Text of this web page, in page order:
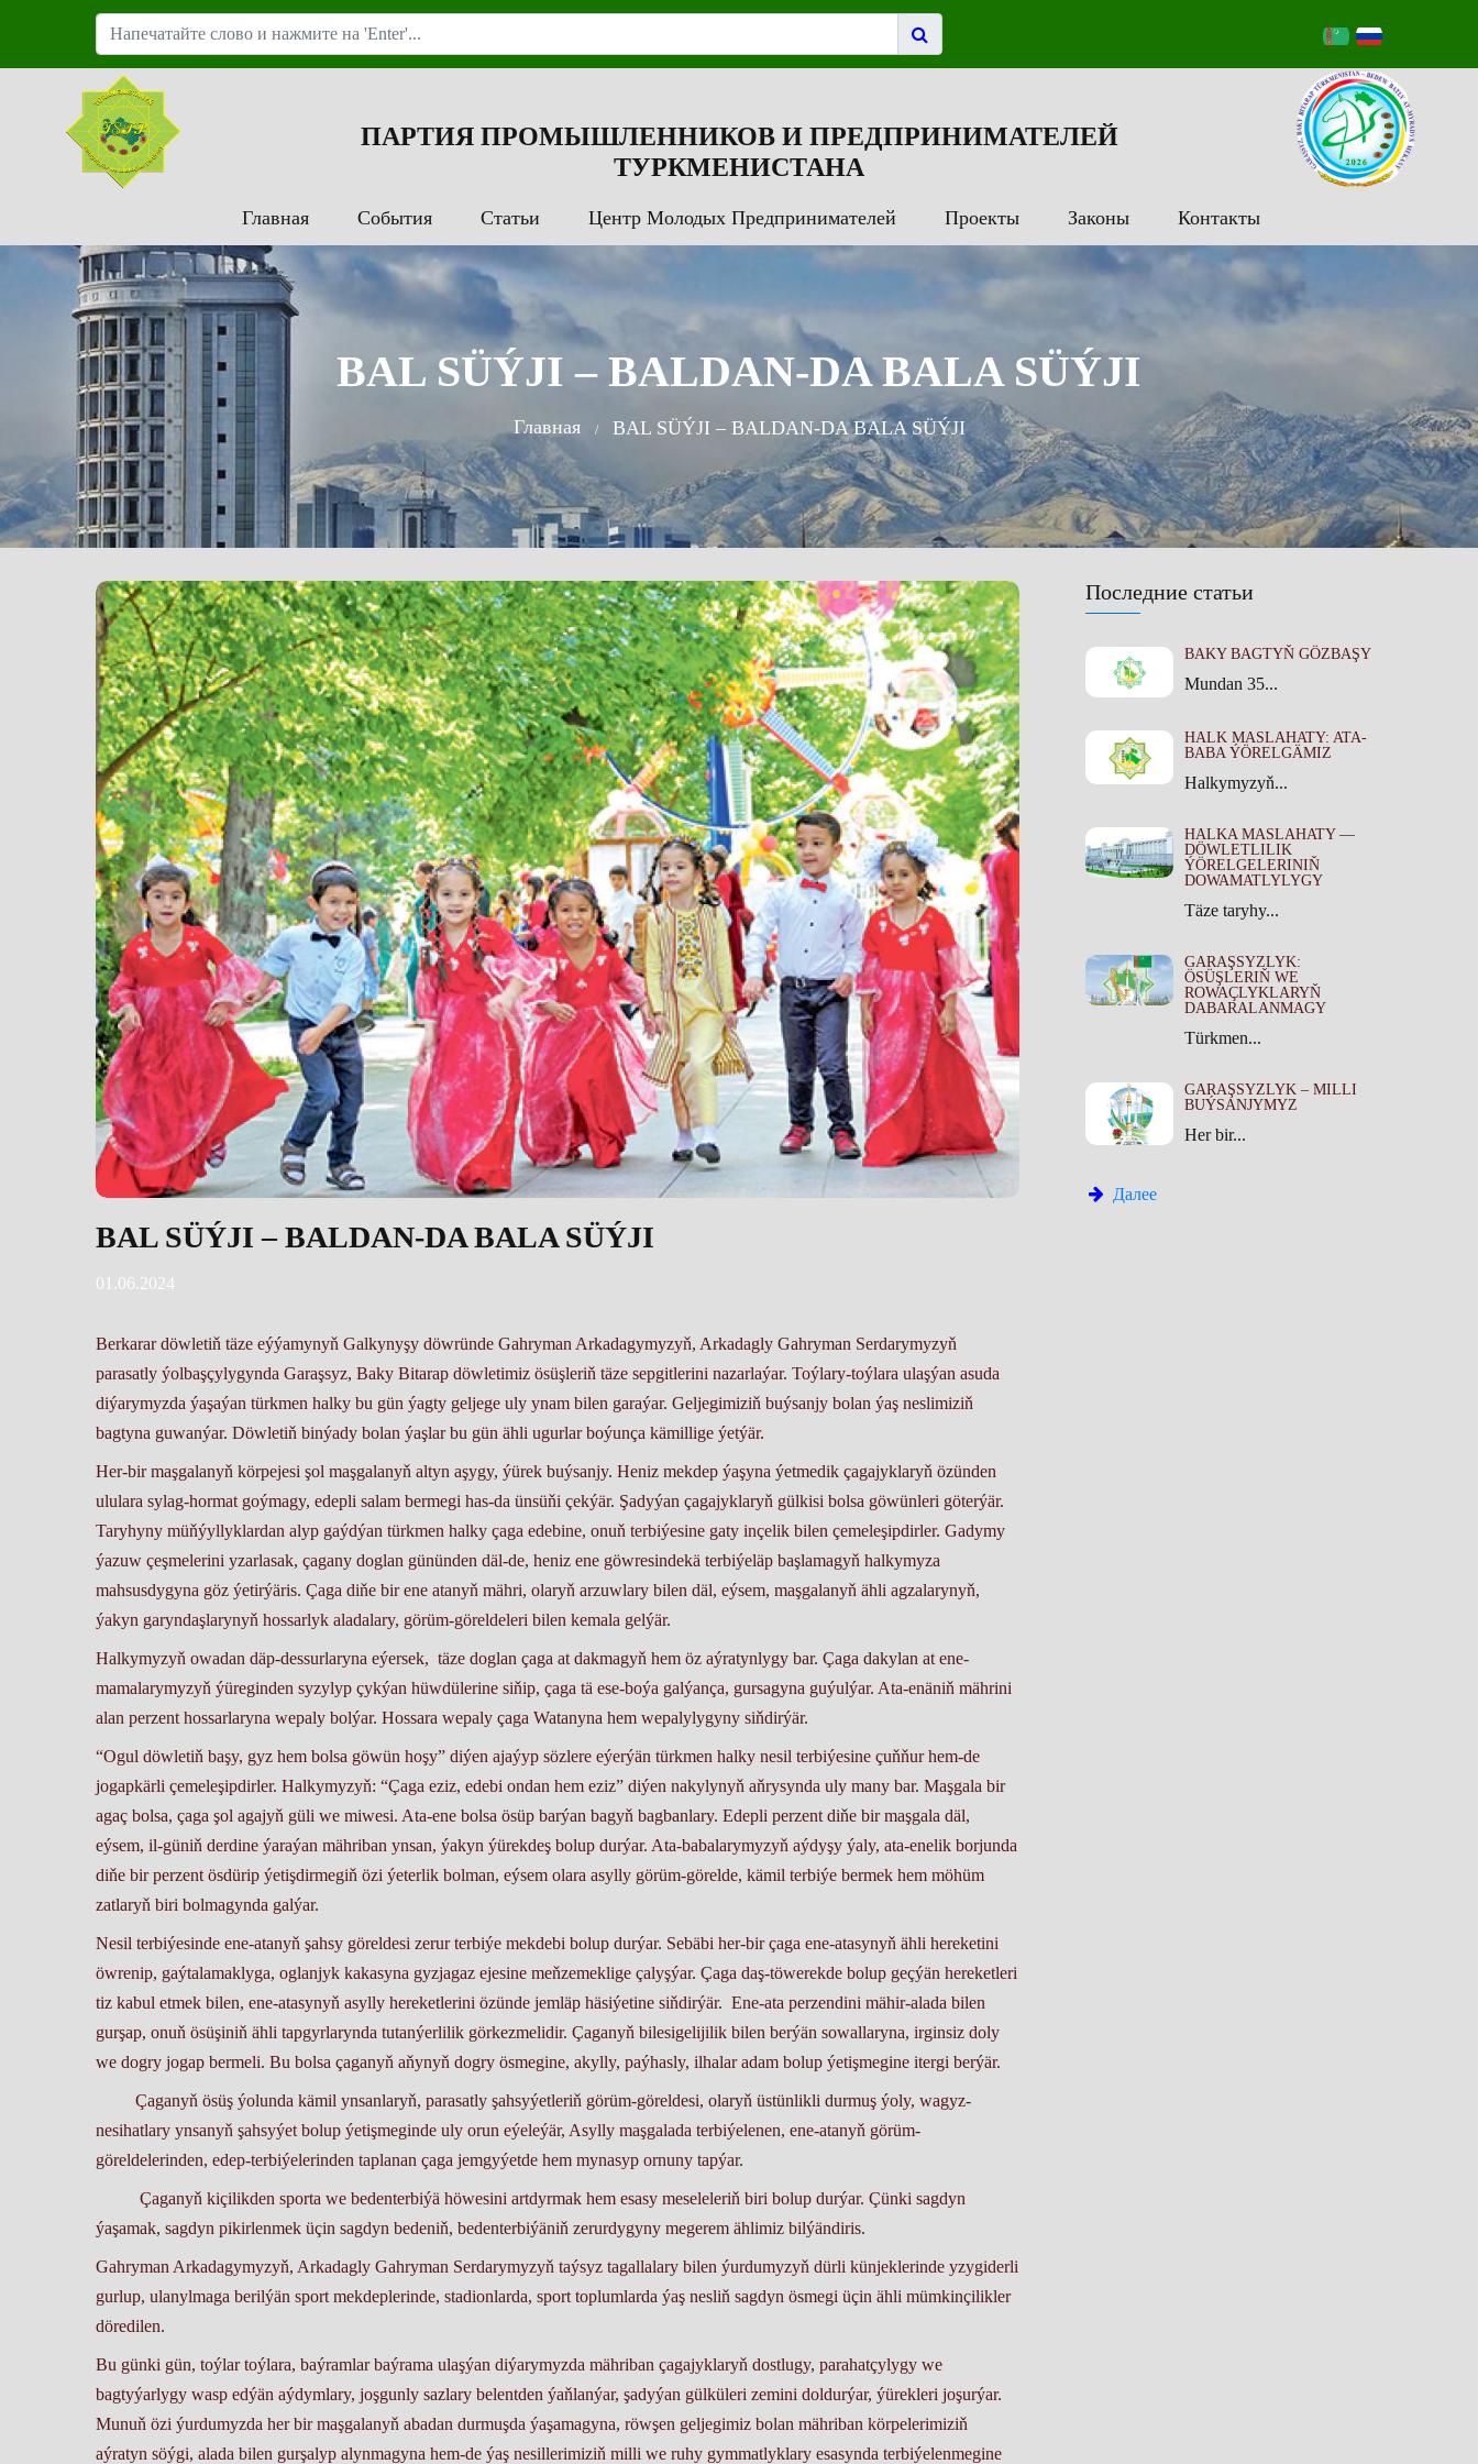
ПАРТИЯ ПРОМЫШЛЕННИКОВ И ПРЕДПРИНИМАТЕЛЕЙ
ТУРКМЕНИСТАНА
Главная События Статьи Центр Молодых Предпринимателей Проекты Законы Контакты
BAL SÜÝJI – BALDAN-DA BALA SÜÝJI
Главная BAL SÜÝJI – BALDAN-DA BALA SÜÝJI
Последние статьи
BAKY BAGTYŇ GÖZBAŞY
Mundan 35...
HALK MASLAHATY: ATA-
BABA ÝÖRELGÄMIZ
Halkymyzyň...
HALKA MASLAHATY —
DÖWLETLILIK
ÝÖRELGELERINIŇ
DOWAMATLYLYGY
Täze taryhy...
GARAŞSYZLYK:
ÖSÜŞLERIŇ WE
ROWAÇLYKLARYŇ
DABARALANMAGY
Türkmen...
GARAŞSYZLYK – MILLI
BUÝSANJYMYZ
Her bir...
Далее
BAL SÜÝJI – BALDAN-DA BALA SÜÝJI
01.06.2024
Berkarar döwletiň täze eýýamynyň Galkynyşy döwründe Gahryman Arkadagymyzyň, Arkadagly Gahryman Serdarymyzyň
parasatly ýolbaşçylygynda Garaşsyz, Baky Bitarap döwletimiz ösüşleriň täze sepgitlerini nazarlaýar. Toýlary-toýlara ulaşýan asuda
diýarymyzda ýaşaýan türkmen halky bu gün ýagty geljege uly ynam bilen garaýar. Geljegimiziň buýsanjy bolan ýaş neslimiziň
bagtyna guwanýar. Döwletiň binýady bolan ýaşlar bu gün ähli ugurlar boýunça kämillige ýetýär.
Her-bir maşgalanyň körpejesi şol maşgalanyň altyn aşygy, ýürek buýsanjy. Heniz mekdep ýaşyna ýetmedik çagajyklaryň özünden
ululara sylag-hormat goýmagy, edepli salam bermegi has-da ünsüňi çekýär. Şadyýan çagajyklaryň gülkisi bolsa göwünleri göterýär.
Taryhyny müňýyllyklardan alyp gaýdýan türkmen halky çaga edebine, onuň terbiýesine gaty inçelik bilen çemeleşipdirler. Gadymy
ýazuw çeşmelerini yzarlasak, çagany doglan gününden däl-de, heniz ene göwresindekä terbiýeläp başlamagyň halkymyza
mahsusdygyna göz ýetirýäris. Çaga diňe bir ene atanyň mähri, olaryň arzuwlary bilen däl, eýsem, maşgalanyň ähli agzalarynyň,
ýakyn garyndaşlarynyň hossarlyk aladalary, görüm-göreldeleri bilen kemala gelýär.
Halkymyzyň owadan däp-dessurlaryna eýersek, täze doglan çaga at dakmagyň hem öz aýratynlygy bar. Çaga dakylan at ene-
mamalarymyzyň ýüreginden syzylyp çykýan hüwdülerine siňip, çaga tä ese-boýa galýança, gursagyna guýulýar. Ata-enäniň mährini
alan perzent hossarlaryna wepaly bolýar. Hossara wepaly çaga Watanyna hem wepalylygyny siňdirýär.
“Ogul döwletiň başy, gyz hem bolsa göwün hoşy” diýen ajaýyp sözlere eýerýän türkmen halky nesil terbiýesine çuňňur hem-de
jogapkärli çemeleşipdirler. Halkymyzyň: “Çaga eziz, edebi ondan hem eziz” diýen nakylynyň aňrysynda uly many bar. Maşgala bir
agaç bolsa, çaga şol agajyň güli we miwesi. Ata-ene bolsa ösüp barýan bagyň bagbanlary. Edepli perzent diňe bir maşgala däl,
eýsem, il-güniň derdine ýaraýan mähriban ynsan, ýakyn ýürekdeş bolup durýar. Ata-babalarymyzyň aýdyşy ýaly, ata-enelik borjunda
diňe bir perzent ösdürip ýetişdirmegiň özi ýeterlik bolman, eýsem olara asylly görüm-görelde, kämil terbiýe bermek hem möhüm
zatlaryň biri bolmagynda galýar.
Nesil terbiýesinde ene-atanyň şahsy göreldesi zerur terbiýe mekdebi bolup durýar. Sebäbi her-bir çaga ene-atasynyň ähli hereketini
öwrenip, gaýtalamaklyga, oglanjyk kakasyna gyzjagaz ejesine meňzemeklige çalyşýar. Çaga daş-töwerekde bolup geçýän hereketleri
tiz kabul etmek bilen, ene-atasynyň asylly hereketlerini özünde jemläp häsiýetine siňdirýär. Ene-ata perzendini mähir-alada bilen
gurşap, onuň ösüşiniň ähli tapgyrlarynda tutanýerlilik görkezmelidir. Çaganyň bilesigelijilik bilen berýän sowallaryna, irginsiz doly
we dogry jogap bermeli. Bu bolsa çaganyň aňynyň dogry ösmegine, akylly, paýhasly, ilhalar adam bolup ýetişmegine itergi berýär.
Çaganyň ösüş ýolunda kämil ynsanlaryň, parasatly şahsyýetleriň görüm-göreldesi, olaryň üstünlikli durmuş ýoly, wagyz-
nesihatlary ynsanyň şahsyýet bolup ýetişmeginde uly orun eýeleýär, Asylly maşgalada terbiýelenen, ene-atanyň görüm-
göreldelerinden, edep-terbiýelerinden taplanan çaga jemgyýetde hem mynasyp ornuny tapýar.
Çaganyň kiçilikden sporta we bedenterbiýä höwesini artdyrmak hem esasy meseleleriň biri bolup durýar. Çünki sagdyn
ýaşamak, sagdyn pikirlenmek üçin sagdyn bedeniň, bedenterbiýäniň zerurdygyny megerem ählimiz bilýändiris.
Gahryman Arkadagymyzyň, Arkadagly Gahryman Serdarymyzyň taýsyz tagallalary bilen ýurdumyzyň dürli künjeklerinde yzygiderli
gurlup, ulanylmaga berilýän sport mekdeplerinde, stadionlarda, sport toplumlarda ýaş nesliň sagdyn ösmegi üçin ähli mümkinçilikler
döredilen.
Bu günki gün, toýlar toýlara, baýramlar baýrama ulaşýan diýarymyzda mähriban çagajyklaryň dostlugy, parahatçylygy we
bagtyýarlygy wasp edýän aýdymlary, joşgunly sazlary belentden ýaňlanýar, şadyýan gülküleri zemini doldurýar, ýürekleri joşurýar.
Munuň özi ýurdumyzda her bir maşgalanyň abadan durmuşda ýaşamagyna, röwşen geljegimiz bolan mähriban körpelerimiziň
aýratyn söýgi, alada bilen gurşalyp alynmagyna hem-de ýaş nesillerimiziň milli we ruhy gymmatlyklary esasynda terbiýelenmegine